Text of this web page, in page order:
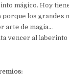
mágico. Hoy
los grandes
arte de magia…
vencer al